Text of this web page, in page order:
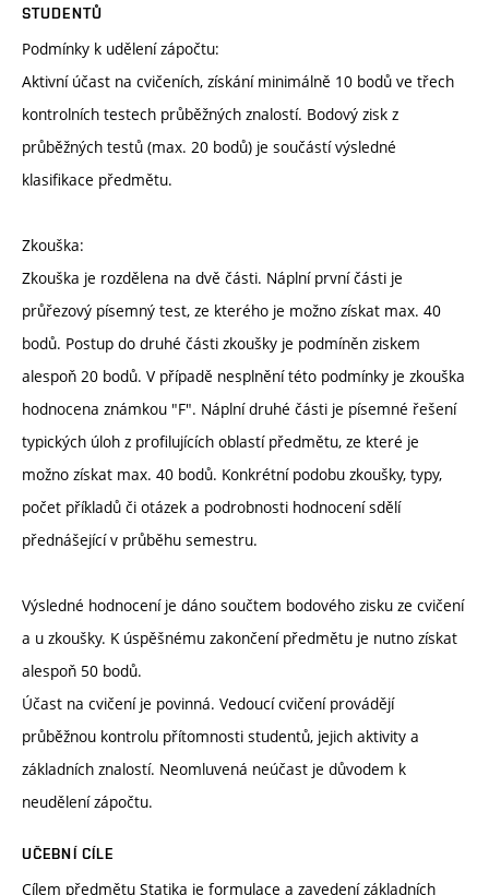
STUDENTŮ
Podmínky k udělení zápočtu:
Aktivní účast na cvičeních, získání minimálně 10 bodů ve třech
kontrolních testech průběžných znalostí. Bodový zisk z
průběžných testů (max. 20 bodů) je součástí výsledné
klasifikace předmětu.
Zkouška:
Zkouška je rozdělena na dvě části. Náplní první části je
průřezový písemný test, ze kterého je možno získat max. 40
bodů. Postup do druhé části zkoušky je podmíněn ziskem
alespoň 20 bodů. V případě nesplnění této podmínky je zkouška
hodnocena známkou "F". Náplní druhé části je písemné řešení
typických úloh z profilujících oblastí předmětu, ze které je
možno získat max. 40 bodů. Konkrétní podobu zkoušky, typy,
počet příkladů či otázek a podrobnosti hodnocení sdělí
přednášející v průběhu semestru.
Výsledné hodnocení je dáno součtem bodového zisku ze cvičení
a u zkoušky. K úspěšnému zakončení předmětu je nutno získat
alespoň 50 bodů.
Účast na cvičení je povinná. Vedoucí cvičení provádějí
průběžnou kontrolu přítomnosti studentů, jejich aktivity a
základních znalostí. Neomluvená neúčast je důvodem k
neudělení zápočtu.
UČEBNÍ CÍLE
Cílem předmětu Statika je formulace a zavedení základních